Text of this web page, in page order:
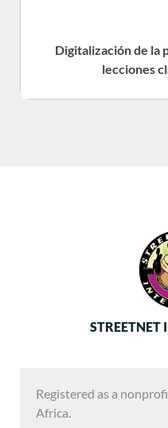
Digitalización de la
lecciones
STREETNET
Registered as a
Africa.